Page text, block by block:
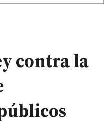
contra la